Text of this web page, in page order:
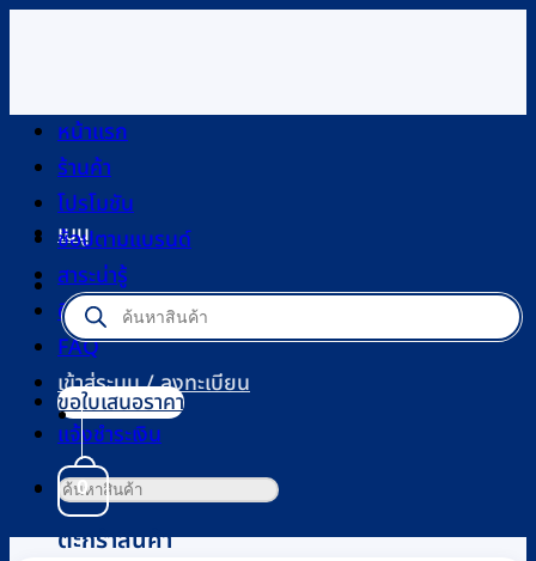
เนื้อหา
เมนู
Products
search
เข้าสู่ระบบ / ลงทะเบียน
0
ตะกร้าสินค้า
หน้าแรก
ร้านค้า
โปรโมชัน
ช้อปตามแบรนด์
สาระน่ารู้
ติดต่อเรา
FAQ
ขอใบเสนอราคา
แจ้งชำระเงิน
ค้นหา: